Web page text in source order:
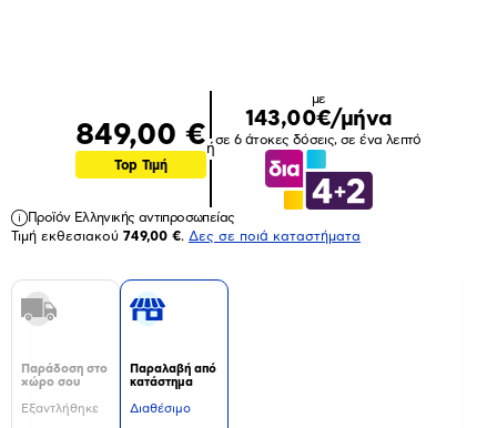
849,00 €
Top Τιμή
ή
με
143,00€/μήνα
σε 6 άτοκες δόσεις, σε ένα λεπτό
Προϊόν Ελληνικής αντιπροσωπείας
Τιμή εκθεσιακού 749,00 €. Δες σε ποιά καταστήματα
Παράδοση στο
χώρο σου
Εξαντλήθηκε
Παραλαβή από
κατάστημα
Διαθέσιμο